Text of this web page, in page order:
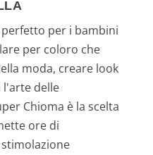
per i bambini
per coloro che
moda, creare look
l'arte delle
Chioma è la scelta
ore di